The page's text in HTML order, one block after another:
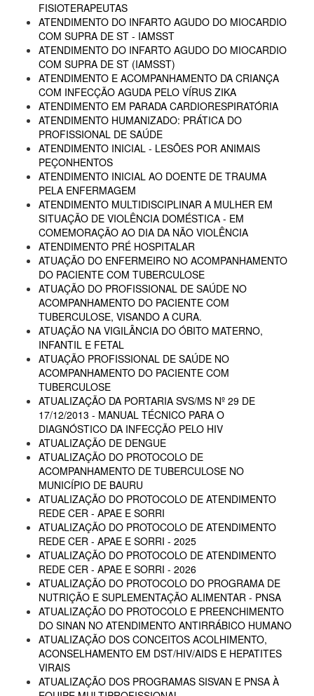
FISIOTERAPEUTAS
ATENDIMENTO DO INFARTO AGUDO DO MIOCARDIO
COM SUPRA DE ST - IAMSST
ATENDIMENTO DO INFARTO AGUDO DO MIOCARDIO
COM SUPRA DE ST (IAMSST)
ATENDIMENTO E ACOMPANHAMENTO DA CRIANÇA
COM INFECÇÃO AGUDA PELO VÍRUS ZIKA
ATENDIMENTO EM PARADA CARDIORESPIRATÓRIA
ATENDIMENTO HUMANIZADO: PRÁTICA DO
PROFISSIONAL DE SAÚDE
ATENDIMENTO INICIAL - LESÕES POR ANIMAIS
PEÇONHENTOS
ATENDIMENTO INICIAL AO DOENTE DE TRAUMA
PELA ENFERMAGEM
ATENDIMENTO MULTIDISCIPLINAR A MULHER EM
SITUAÇÃO DE VIOLÊNCIA DOMÉSTICA - EM
COMEMORAÇÃO AO DIA DA NÃO VIOLÊNCIA
ATENDIMENTO PRÉ HOSPITALAR
ATUAÇÃO DO ENFERMEIRO NO ACOMPANHAMENTO
DO PACIENTE COM TUBERCULOSE
ATUAÇÃO DO PROFISSIONAL DE SAÚDE NO
ACOMPANHAMENTO DO PACIENTE COM
TUBERCULOSE, VISANDO A CURA.
ATUAÇÃO NA VIGILÂNCIA DO ÓBITO MATERNO,
INFANTIL E FETAL
ATUAÇÃO PROFISSIONAL DE SAÚDE NO
ACOMPANHAMENTO DO PACIENTE COM
TUBERCULOSE
ATUALIZAÇÃO DA PORTARIA SVS/MS Nº 29 DE
17/12/2013 - MANUAL TÉCNICO PARA O
DIAGNÓSTICO DA INFECÇÃO PELO HIV
ATUALIZAÇÃO DE DENGUE
ATUALIZAÇÃO DO PROTOCOLO DE
ACOMPANHAMENTO DE TUBERCULOSE NO
MUNICÍPIO DE BAURU
ATUALIZAÇÃO DO PROTOCOLO DE ATENDIMENTO
REDE CER - APAE E SORRI
ATUALIZAÇÃO DO PROTOCOLO DE ATENDIMENTO
REDE CER - APAE E SORRI - 2025
ATUALIZAÇÃO DO PROTOCOLO DE ATENDIMENTO
REDE CER - APAE E SORRI - 2026
ATUALIZAÇÃO DO PROTOCOLO DO PROGRAMA DE
NUTRIÇÃO E SUPLEMENTAÇÃO ALIMENTAR - PNSA
ATUALIZAÇÃO DO PROTOCOLO E PREENCHIMENTO
DO SINAN NO ATENDIMENTO ANTIRRÁBICO HUMANO
ATUALIZAÇÃO DOS CONCEITOS ACOLHIMENTO,
ACONSELHAMENTO EM DST/HIV/AIDS E HEPATITES
VIRAIS
ATUALIZAÇÃO DOS PROGRAMAS SISVAN E PNSA À